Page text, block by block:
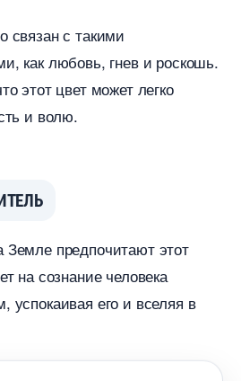
связан с такими
как любовь, гнев и роскошь.
этот цвет может легко
и волю.
предпочитают этот
на сознание человека
успокаивая его и вселяя